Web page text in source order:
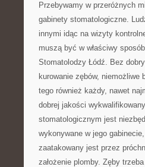
Przebywamy w przeróżnych
gabinety stomatologiczne.
innymi idąc na wizyty
muszą być w właściwy
Stomatolodzy Łódź. Bez
kurowanie zębów, niemożliwe
tego również każdy, nawet
dobrej jakości
stomatologicznym jest
wykonywane w jego
zaatakowany jest przez
założenie plomby. Zęby